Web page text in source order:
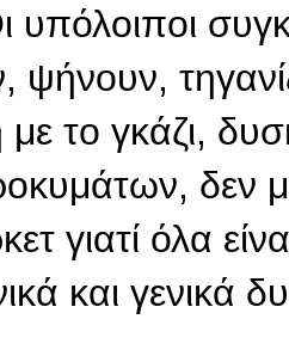
υπόλοιποι
ψήνουν,
το γκάζι,
γιατί όλα
και γενικά